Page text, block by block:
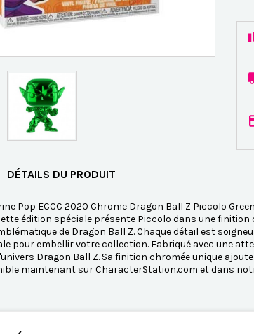
DÉTAILS DU PRODUIT
Pop ECCC 2020 Chrome Dragon Ball Z Piccolo
édition spéciale présente Piccolo dans une
de Dragon Ball Z. Chaque détail est
pour embellir votre collection. Fabriqué avec une
Dragon Ball Z. Sa finition chromée unique
maintenant sur CharacterStation.com et dans